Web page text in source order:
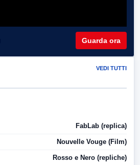
Guarda ora
VEDI TUTTI
FabLab (replica)
Nouvelle Vouge (Film)
Rosso e Nero (repliche)